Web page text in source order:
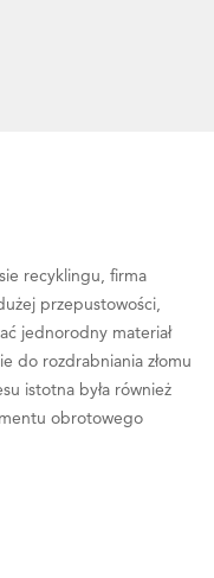
recyklingu, firma
przepustowości,
jednorodny materiał
do rozdrabniania złomu
istotna była również
obrotowego